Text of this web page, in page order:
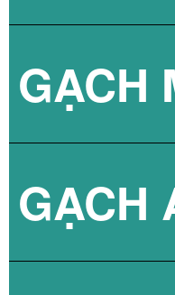
BÌNH
BÌNH
GẠCH
GẠCH